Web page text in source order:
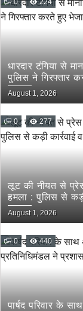
0 224
धारदार टंगिया से
पुलिस ने गिरफ्तार
August 1, 2026
0 277
लूट की नीयत से
हमला : पुलिस से कड़ी
August 1, 2026
0 440
पार्षद परिवार के